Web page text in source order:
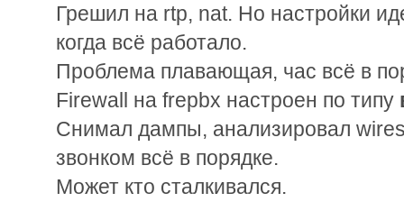
Грешил на rtp, nat. Но настройки
когда всё работало.
Проблема плавающая, час всё в
Firewall на frepbx настроен по типу
Снимал дампы, анализировал
звонком всё в порядке.
Может кто сталкивался.